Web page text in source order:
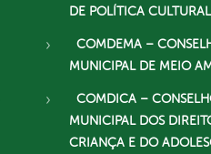
DE POLÍTICA CULTURAL
COMDEMA –
MUNICIPAL DE MEIO
COMDICA –
MUNICIPAL DOS
CRIANÇA E DO